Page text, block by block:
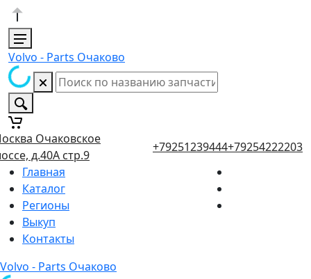
Volvo - Parts Очаково
Очаковское
д.40А стр.9
+79251239444+79254222203
Главная
Каталог
Регионы
Выкуп
Контакты
Volvo - Parts Очаково